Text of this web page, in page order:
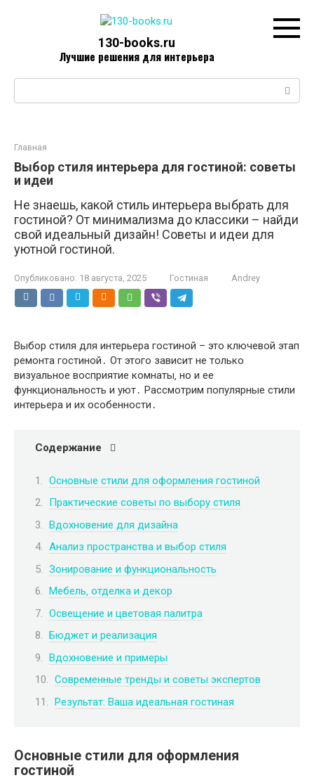
130-books.ru
Лучшие решения для интерьера
Главная
Выбор стиля интерьера для гостиной: советы
и идеи
Не знаешь, какой стиль интерьера выбрать для
гостиной? От минимализма до классики – найди
свой идеальный дизайн! Советы и идеи для
уютной гостиной.
Опубликовано: 18 августа, 2025 Гостиная Andrey
Выбор стиля для интерьера гостиной – это ключевой этап
ремонта гостиной․ От этого зависит не только
визуальное восприятие комнаты‚ но и ее
функциональность и уют․ Рассмотрим популярные стили
интерьера и их особенности․
Содержание
Основные стили для оформления гостиной
Практические советы по выбору стиля
Вдохновение для дизайна
Анализ пространства и выбор стиля
Зонирование и функциональность
Мебель‚ отделка и декор
Освещение и цветовая палитра
Бюджет и реализация
Вдохновение и примеры
Современные тренды и советы экспертов
Результат: Ваша идеальная гостиная
Основные стили для оформления
гостиной